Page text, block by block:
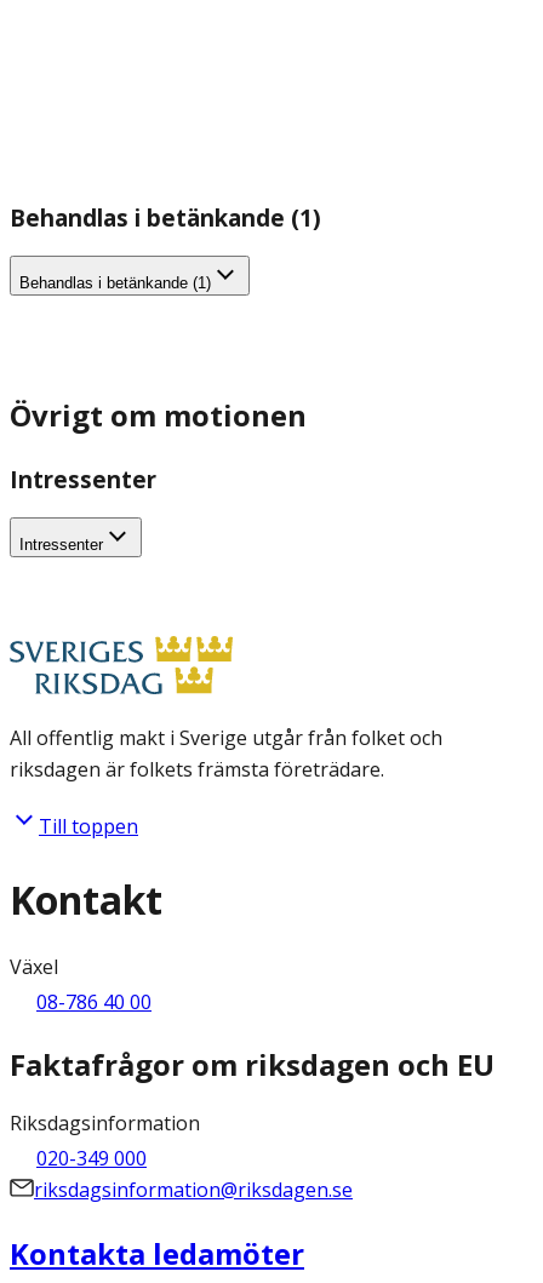
Behandlas i betänkande (1)
Behandlas i betänkande (1)
Övrigt om motionen
Intressenter
Intressenter
All offentlig makt i Sverige utgår från folket och
riksdagen är folkets främsta företrädare.
Till toppen
Kontakt
Växel
08-786 40 00
Faktafrågor om riksdagen och EU
Riksdagsinformation
020-349 000
riksdagsinformation@riksdagen.se
Kontakta ledamöter